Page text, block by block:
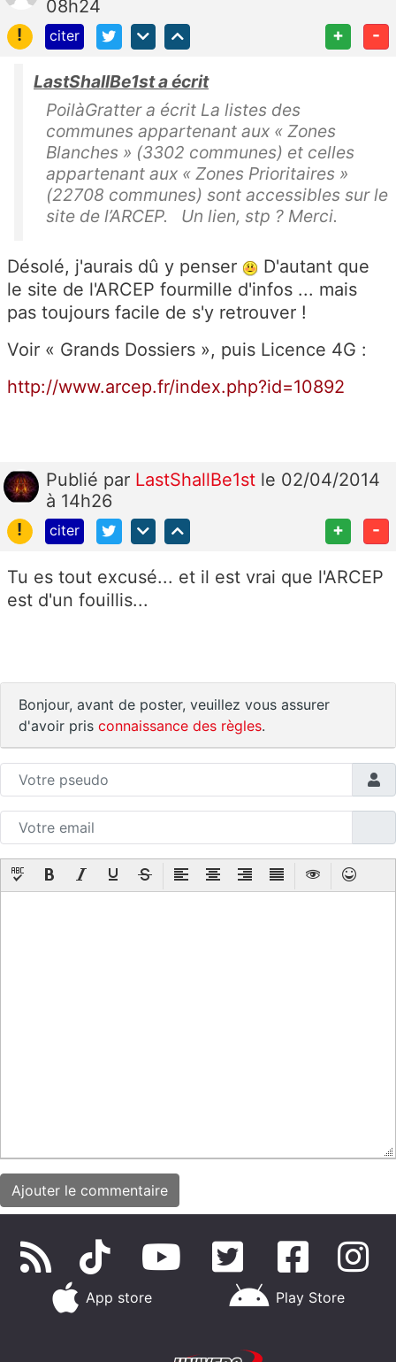
08h24
!
citer + -
LastShallBe1st a écrit
PoilàGratter a écrit La listes des
communes appartenant aux « Zones
Blanches » (3302 communes) et celles
appartenant aux « Zones Prioritaires »
(22708 communes) sont accessibles sur le
site de l’ARCEP. Un lien, stp ? Merci.
Désolé, j'aurais dû y penser
D'autant que
le site de l'ARCEP fourmille d'infos ... mais
pas toujours facile de s'y retrouver !
Voir « Grands Dossiers », puis Licence 4G :
http://www.arcep.fr/index.php?id=10892
Publié par LastShallBe1st le 02/04/2014
à 14h26
!
citer + -
Tu es tout excusé... et il est vrai que l'ARCEP
est d'un fouillis...
Bonjour, avant de poster, veuillez vous assurer
d'avoir pris connaissance des règles.
App store Play Store